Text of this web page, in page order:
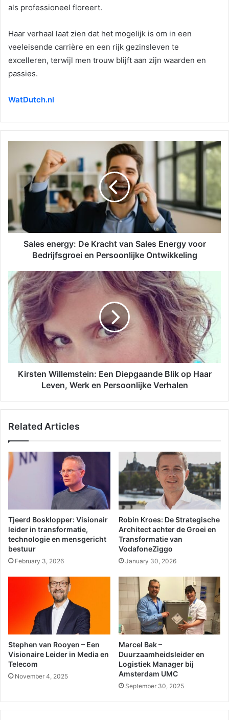
als professioneel floreert.
Haar verhaal laat zien dat het mogelijk is om in een
veeleisende carrière en een rijk gezinsleven te
excelleren, terwijl men trouw blijft aan zijn waarden en
passies.
WatDutch.nl
Sales energy: De Kracht van Sales Energy voor
Bedrijfsgroei en Persoonlijke Ontwikkeling
Kirsten Willemstein: Een Diepgaande Blik op Haar
Leven, Werk en Persoonlijke Verhalen
Related Articles
Tjeerd Bosklopper: Visionair
leider in transformatie,
technologie en mensgericht
bestuur
February 3, 2026
Robin Kroes: De Strategische
Architect achter de Groei en
Transformatie van
VodafoneZiggo
January 30, 2026
Stephen van Rooyen – Een
Visionaire Leider in Media en
Telecom
November 4, 2025
Marcel Bak –
Duurzaamheidsleider en
Logistiek Manager bij
Amsterdam UMC
September 30, 2025